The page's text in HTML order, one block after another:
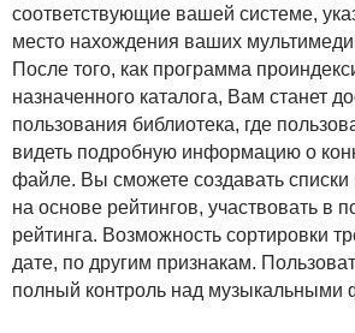
соответствующие вашей системе,
место нахождения ваших
После того, как программа
назначенного каталога, Вам станет
пользования библиотека, где
видеть подробную информацию о
файле. Вы сможете создавать списки
на основе рейтингов, участвовать в
рейтинга. Возможность сортировки
дате, по другим признакам.
полный контроль над музыкальными